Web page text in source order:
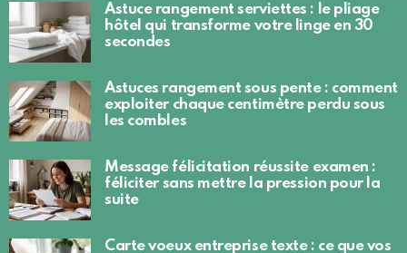
Astuce rangement serviettes : le pliage
hôtel qui transforme votre linge en 30
secondes
Astuces rangement sous pente : comment
exploiter chaque centimètre perdu sous
les combles
Message félicitation réussite examen :
féliciter sans mettre la pression pour la
suite
Carte voeux entreprise texte : ce que vos